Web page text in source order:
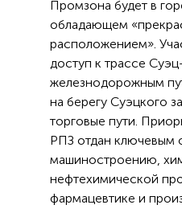
Промзона будет в
обладающем
расположением».
доступ к трассе
железнодорожным
на берегу Суэцкого
торговые пути.
РПЗ отдан ключевым
машиностроению,
нефтехимической
фармацевтике и